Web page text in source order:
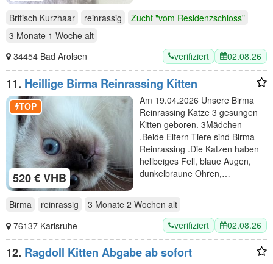
Britisch Kurzhaar reinrassig
Zucht "vom Residenzschloss"
3 Monate 1 Woche alt
34454 Bad Arolsen
verifiziert 02.08.26
11. Heillige Birma Reinrassing Kitten
520 € VHB
TOP
Am 19.04.2026 Unsere Birma
Reinrassing Katze 3 gesungen
Kitten geboren. 3Mädchen
.Beide Eltern Tiere sind Birma
Reinrassing .Die Katzen haben
hellbeiges Fell, blaue Augen,
dunkelbraune Ohren,…
Birma reinrassig 3 Monate 2 Wochen alt
76137 Karlsruhe
verifiziert 02.08.26
12. Ragdoll Kitten Abgabe ab sofort